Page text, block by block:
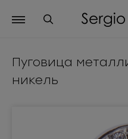
Пуговица
никель